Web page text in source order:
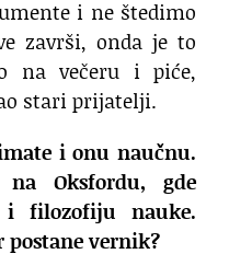
i ne štedimo
završi, onda je to
na večeru i piće,
stari prijatelji.
i onu naučnu.
Oksfordu, gde
i filozofiju nauke.
postane vernik?